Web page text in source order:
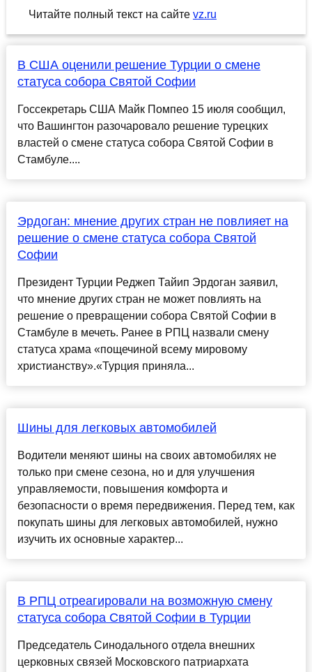
Читайте полный текст на сайте vz.ru
В США оценили решение Турции о смене
статуса собора Святой Софии
Госсекретарь США Майк Помпео 15 июля сообщил,
что Вашингтон разочаровало решение турецких
властей о смене статуса собора Святой Софии в
Стамбуле....
Эрдоган: мнение других стран не повлияет на
решение о смене статуса собора Святой
Софии
Президент Турции Реджеп Тайип Эрдоган заявил,
что мнение других стран не может повлиять на
решение о превращении собора Святой Софии в
Стамбуле в мечеть. Ранее в РПЦ назвали смену
статуса храма «пощечиной всему мировому
христианству».«Турция приняла...
Шины для легковых автомобилей
Водители меняют шины на своих автомобилях не
только при смене сезона, но и для улучшения
управляемости, повышения комфорта и
безопасности о время передвижения. Перед тем, как
покупать шины для легковых автомобилей, нужно
изучить их основные характер...
В РПЦ отреагировали на возможную смену
статуса собора Святой Софии в Турции
Председатель Синодального отдела внешних
церковных связей Московского патриархата